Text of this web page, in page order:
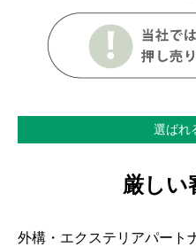
選ばれ
厳しい
外構・エクステリアパート